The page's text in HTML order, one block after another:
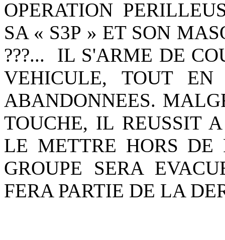
OPERATION
SA « S3P » ET SON
???... IL S'ARME DE
VEHICULE, TOUT EN
ABANDONNEES.
TOUCHE, IL REUSSIT
LE METTRE HORS DE
GROUPE SERA
FERA PARTIE DE LA